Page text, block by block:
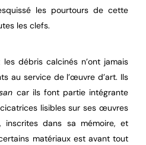
les pourtours de cette
les clefs.
débris calcinés n’ont jamais
au service de l’œuvre d’art. Ils
car ils font partie intégrante
lisibles sur ses œuvres
inscrites dans sa mémoire, et
matériaux est avant tout